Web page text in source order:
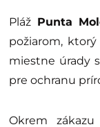
Pláž Punta
požiarom,
miestne úrady
pre ochranu
Okrem